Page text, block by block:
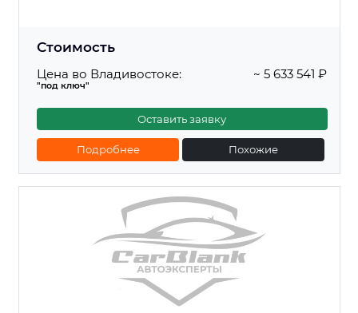
Стоимость
Цена во Владивостоке:
"под ключ"
~ 5 633 541 ₽
Оставить заявку
Подробнее Похожие